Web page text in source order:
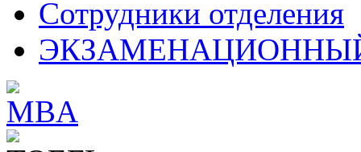
Сотрудники отделения
ЭКЗАМЕНАЦИОННЫЙ